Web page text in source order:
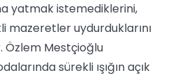
yatmak istemediklerini,
mazeretler uydurduklarını
Özlem Mestçioğlu
sürekli ışığın açık